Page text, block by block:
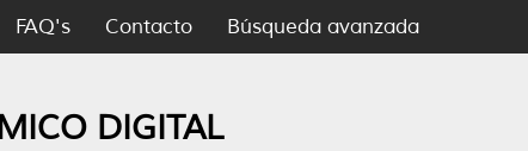
FAQ's Contacto Búsqueda avanzada
DIGITAL